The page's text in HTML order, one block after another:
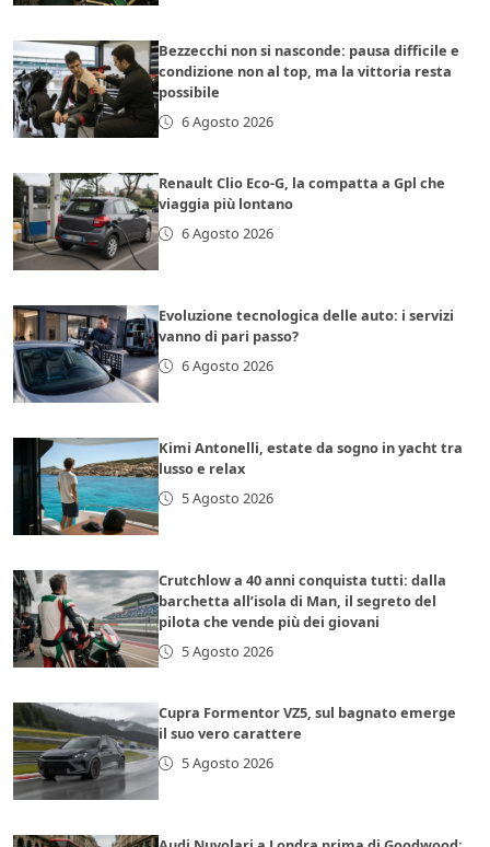
Bezzecchi non si nasconde: pausa difficile e
condizione non al top, ma la vittoria resta
possibile
6 Agosto 2026
Renault Clio Eco-G, la compatta a Gpl che
viaggia più lontano
6 Agosto 2026
Evoluzione tecnologica delle auto: i servizi
vanno di pari passo?
6 Agosto 2026
Kimi Antonelli, estate da sogno in yacht tra
lusso e relax
5 Agosto 2026
Crutchlow a 40 anni conquista tutti: dalla
barchetta all’isola di Man, il segreto del
pilota che vende più dei giovani
5 Agosto 2026
Cupra Formentor VZ5, sul bagnato emerge
il suo vero carattere
5 Agosto 2026